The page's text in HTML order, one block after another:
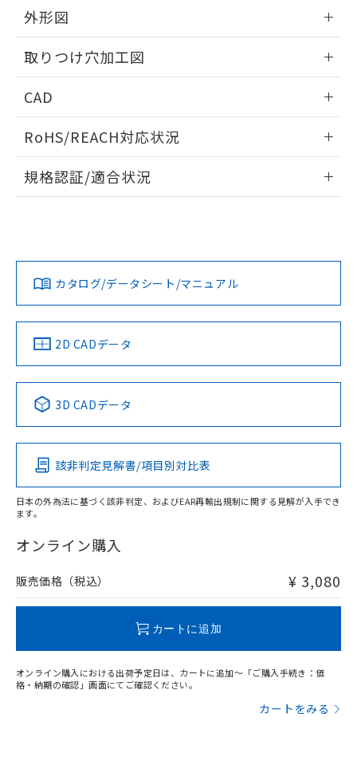
外形図
取りつけ穴加工図
CAD
ドすることができます。
ログイン/会員登録
ダウンロードデータをご利用いただく前に、以下を必ずお読
みください。
ソフトウェアの使用条件
RoHS/REACH対応状況
EU RoHS 注意事項・凡例
対応済み
中国 RoHS 注意事項・凡例
Pb Hg Cd Cr(VI)
O
在庫等で未対応品が混在する可能性があります。
問い合わせください。
規格認証/適合状況
LR型式承認
（イギリス
船舶規格）
DNV型式承認
（ノルウェー
BV型式承認
（フランス
KR型式
（韓国
No No No No
この製品の規格認証/適合状況ページへ
その他の認証はこちらのページからご検索ください
カタログ/データシート/マニュアル
2D CADデータ
3D CADデータ
該非判定見解書/項目別対比表
日本の外為法に基づく該非判定、およびEAR再輸出規制に関する見解が入手でき
ます。
オンライン購入
販売価格（税込） ¥ 3,080
カートに追加
オンライン購入における出荷予定日は、カートに追加～「ご購入手続き：価
格・納期の確認」画面にてご確認ください。
カートをみる
欄に対応日を記載しておりました。
既に当社にて対応品への在庫切替を完了
していることから、特段のことがない限
り、2022年1月12日より割愛しておりま
す。